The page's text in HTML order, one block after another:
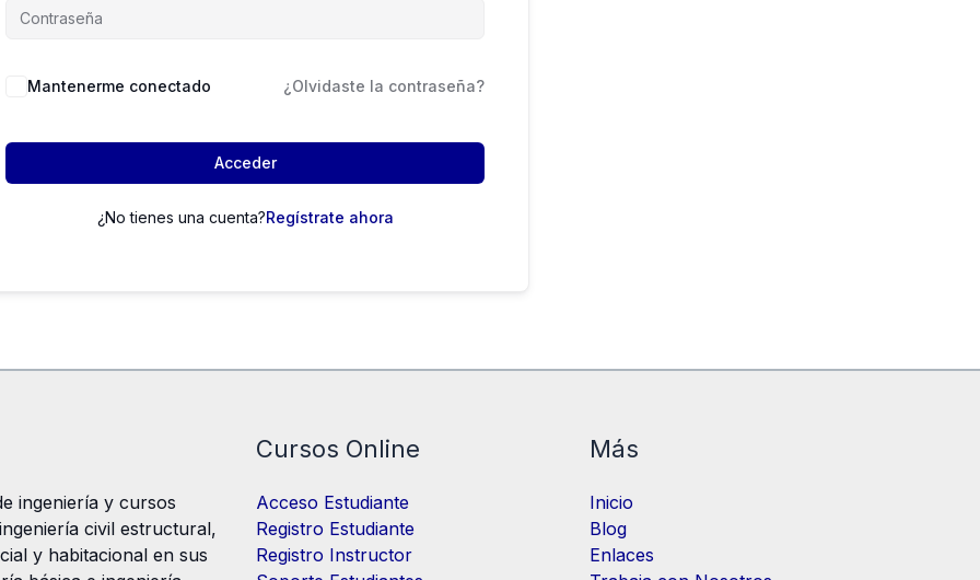
Mantenerme conectado ¿Olvidaste la contraseña?
Acceder
¿No tienes una cuenta?Regístrate ahora
ingeniería y cursos
civil estructural,
y habitacional en sus
Cursos Online
Acceso Estudiante
Registro Estudiante
Registro Instructor
Más
Inicio
Blog
Enlaces